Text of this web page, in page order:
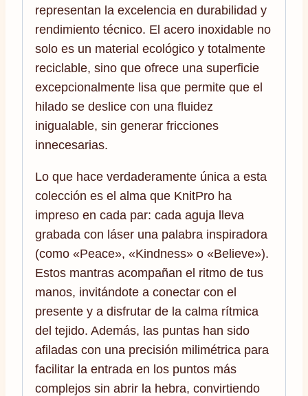
representan la excelencia en durabilidad y
rendimiento técnico. El acero inoxidable no
solo es un material ecológico y totalmente
reciclable, sino que ofrece una superficie
excepcionalmente lisa que permite que el
hilado se deslice con una fluidez
inigualable, sin generar fricciones
innecesarias.
Lo que hace verdaderamente única a esta
colección es el alma que KnitPro ha
impreso en cada par: cada aguja lleva
grabada con láser una palabra inspiradora
(como «Peace», «Kindness» o «Believe»).
Estos mantras acompañan el ritmo de tus
manos, invitándote a conectar con el
presente y a disfrutar de la calma rítmica
del tejido. Además, las puntas han sido
afiladas con una precisión milimétrica para
facilitar la entrada en los puntos más
complejos sin abrir la hebra, convirtiendo